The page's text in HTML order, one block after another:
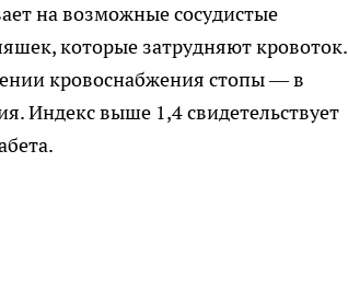
на возможные сосудистые
которые затрудняют кровоток.
кровоснабжения стопы — в
Индекс выше 1,4 свидетельствует